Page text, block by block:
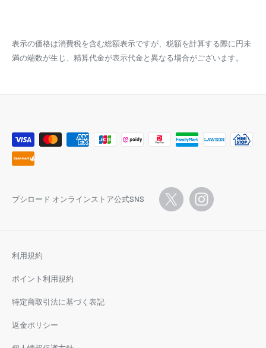
表示の価格は消費税を含む総額表示ですが、税額を計算する際に円未
満の端数が生じ、精算代金が表示代金と異なる場合がございます。
ブシロード オンラインストア公式SNS
利用規約
ポイント利用規約
特定商取引法に基づく表記
返金ポリシー